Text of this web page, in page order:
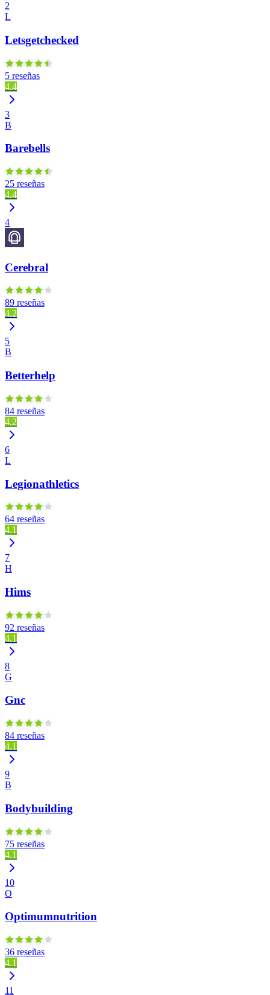
2
L
Letsgetchecked
5 reseñas
4.4
3
B
Barebells
25 reseñas
4.4
4
Cerebral
89 reseñas
4.2
5
B
Betterhelp
84 reseñas
4.2
6
L
Legionathletics
64 reseñas
4.1
7
H
Hims
92 reseñas
4.1
8
G
Gnc
84 reseñas
4.1
9
B
Bodybuilding
75 reseñas
4.1
10
O
Optimumnutrition
36 reseñas
4.1
11